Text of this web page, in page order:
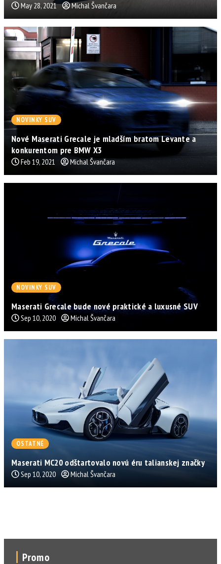
May 28, 2021 Michal Švančara
NOVINKY SUV
Nové Maserati Grecale je mladším bratom Levante a
konkurentom pre BMW X3
Feb 19, 2021 Michal Švančara
NOVINKY SUV
Maserati Grecale bude nové praktické a luxusné SUV
Sep 10, 2020 Michal Švančara
OSTATNÉ
Maserati MC20 odštartovalo novú éru talianskej značky
Sep 10, 2020 Michal Švančara
Promo